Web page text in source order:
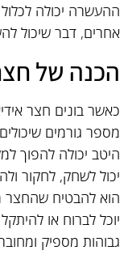
ההעשרה יכולה
אחרים, דבר שיכול
הכנה של
כאשר בונים חצר
מספר גורמים
היטב יכולה להפוך
יכול לשחק, לחקור
הוא להבטיח שהחצר
יוכל לברוח או
גבוהות מספיק